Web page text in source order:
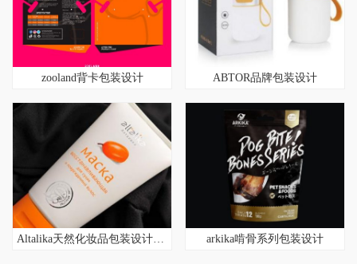
zooland背卡包装设计 ABTOR品牌包装设计
Altalika天然化妆品包装设计和画册设计 arkika啃骨系列包装设计